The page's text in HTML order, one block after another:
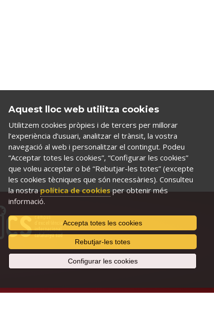
Aquest lloc web utilitza cookies
Utilitzem cookies pròpies i de tercers per millorar
l’experiència d’usuari, analitzar el trànsit, la vostra
navegació al web i personalitzar el contingut. Podeu
“Acceptar totes les cookies”, “Configurar les cookies”
que voleu acceptar o bé “Rebutjar-les totes” (excepte
les cookies tècniques que són necessàries). Consulteu
la nostrapolítica de cookiesper obtenir més
informació.
Accepta totes les cookies
Rebutjar-les totes
Configurar les cookies